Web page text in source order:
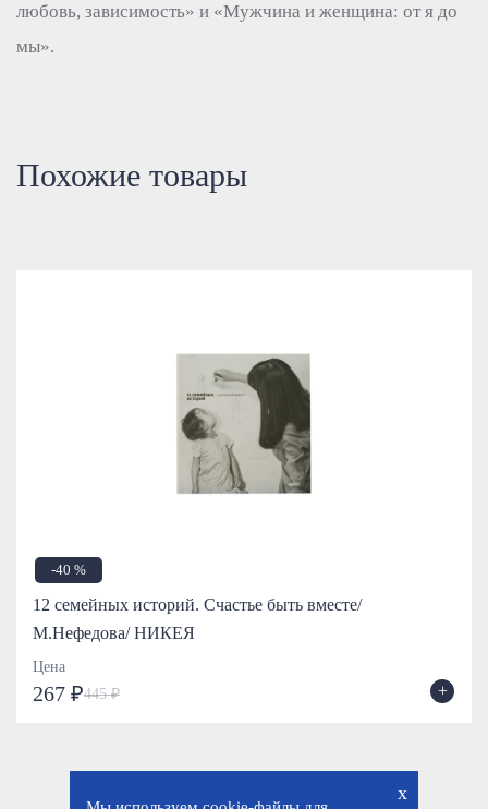
любовь, зависимость» и «Мужчина и женщина: от я до
мы».
Похожие товары
-40 %
12 семейных историй. Счастье быть вместе/
М.Нефедова/ НИКЕЯ
Цена
267 ₽445 ₽ +
x